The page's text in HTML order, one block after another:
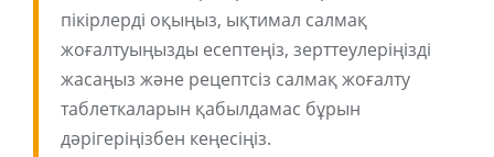
пікірлерді оқыңыз, ықтимал салмақ
жоғалтуыңызды есептеңіз, зерттеулеріңізді
жасаңыз және рецептсіз салмақ жоғалту
таблеткаларын қабылдамас бұрын
дәрігеріңізбен кеңесіңіз.